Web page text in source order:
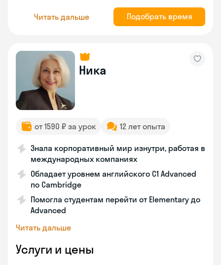
Читать дальше Подобрать время
Ника
от 1590 ₽ за урок 12 лет опыта
Знала корпоративный мир изнутри, работая в
международных компаниях
Обладает уровнем английского C1 Advanced
по Cambridge
Помогла студентам перейти от Elementary до
Advanced
Читать дальше
Услуги и цены